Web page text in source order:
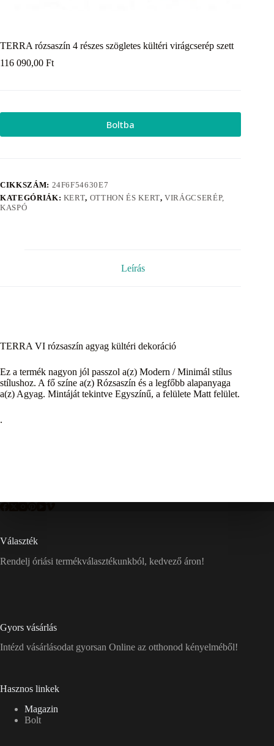
TERRA rózsaszín 4 részes szögletes kültéri virágcserép szett
116 090,00 Ft
Boltba
CIKKSZÁM: 24F6F54630E7
KATEGÓRIÁK: KERT, OTTHON ÉS KERT,VIRÁGCSERÉP,
KASPÓ
Leírás
TERRA VI rózsaszín agyag kültéri dekoráció
Ez a termék nagyon jól passzol a(z) Modern / Minimál stílus
stílushoz. A fő színe a(z) Rózsaszín és a legfőbb alapanyaga
a(z) Agyag. Mintáját tekintve Egyszínű, a felülete Matt felület.
.
Választék
Rendelj óriási termékválasztékunkból, kedvező áron!
Gyors vásárlás
Intézd vásárlásodat gyorsan Online az otthonod kényelméből!
Hasznos linkek
Magazin
Bolt